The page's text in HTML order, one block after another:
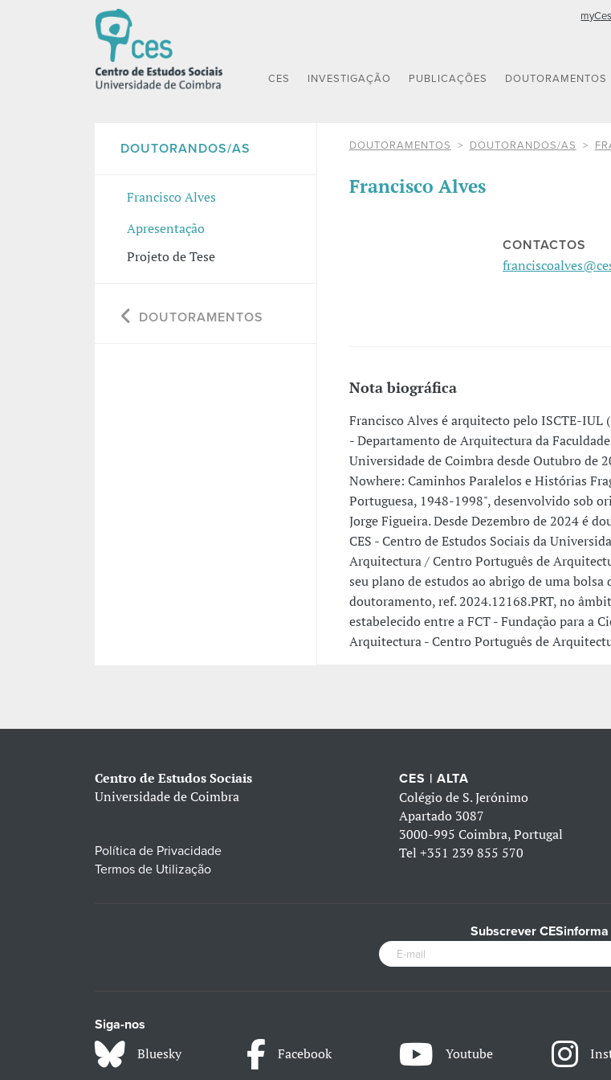
myCes
CES INVESTIGAÇÃO PUBLICAÇÕES DOUTORAMENTOS
DOUTORANDOS/AS
Francisco Alves
Apresentação
Projeto de Tese
DOUTORAMENTOS
DOUTORAMENTOS DOUTORANDOS/AS
Francisco Alves
CONTACTOS
Nota biográfica
Francisco Alves é arquitecto pelo ISCTE-IUL
- Departamento de Arquitectura da
Universidade de Coimbra desde Outubro de
Nowhere: Caminhos Paralelos e Histórias
Portuguesa, 1948-1998", desenvolvido sob
Jorge Figueira. Desde Dezembro de 2024 é
CES - Centro de Estudos Sociais da
Arquitectura / Centro Português de
seu plano de estudos ao abrigo de uma bolsa
doutoramento, ref. 2024.12168.PRT, no
estabelecido entre a FCT - Fundação para a
Arquitectura - Centro Português de
Centro de Estudos Sociais
Universidade de Coimbra
Política de Privacidade
Termos de Utilização
CES | ALTA
Colégio de S. Jerónimo
Apartado 3087
3000-995 Coimbra, Portugal
Tel+351 239 855 570
Subscrever CESinforma
Siga-nos
Bluesky Facebook Youtube